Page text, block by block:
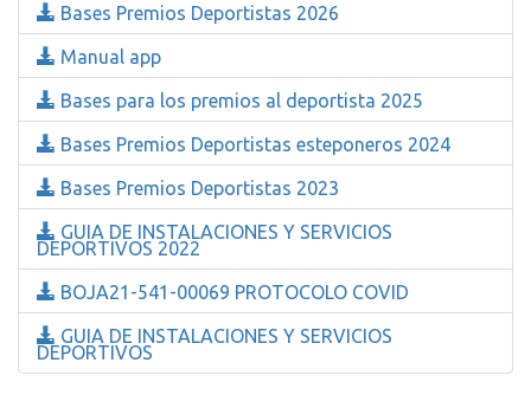
Bases Premios Deportistas 2026
Manual app
Bases para los premios al deportista 2025
Bases Premios Deportistas esteponeros 2024
Bases Premios Deportistas 2023
GUIA DE INSTALACIONES Y SERVICIOS
DEPORTIVOS 2022
BOJA21-541-00069 PROTOCOLO COVID
GUIA DE INSTALACIONES Y SERVICIOS
DEPORTIVOS